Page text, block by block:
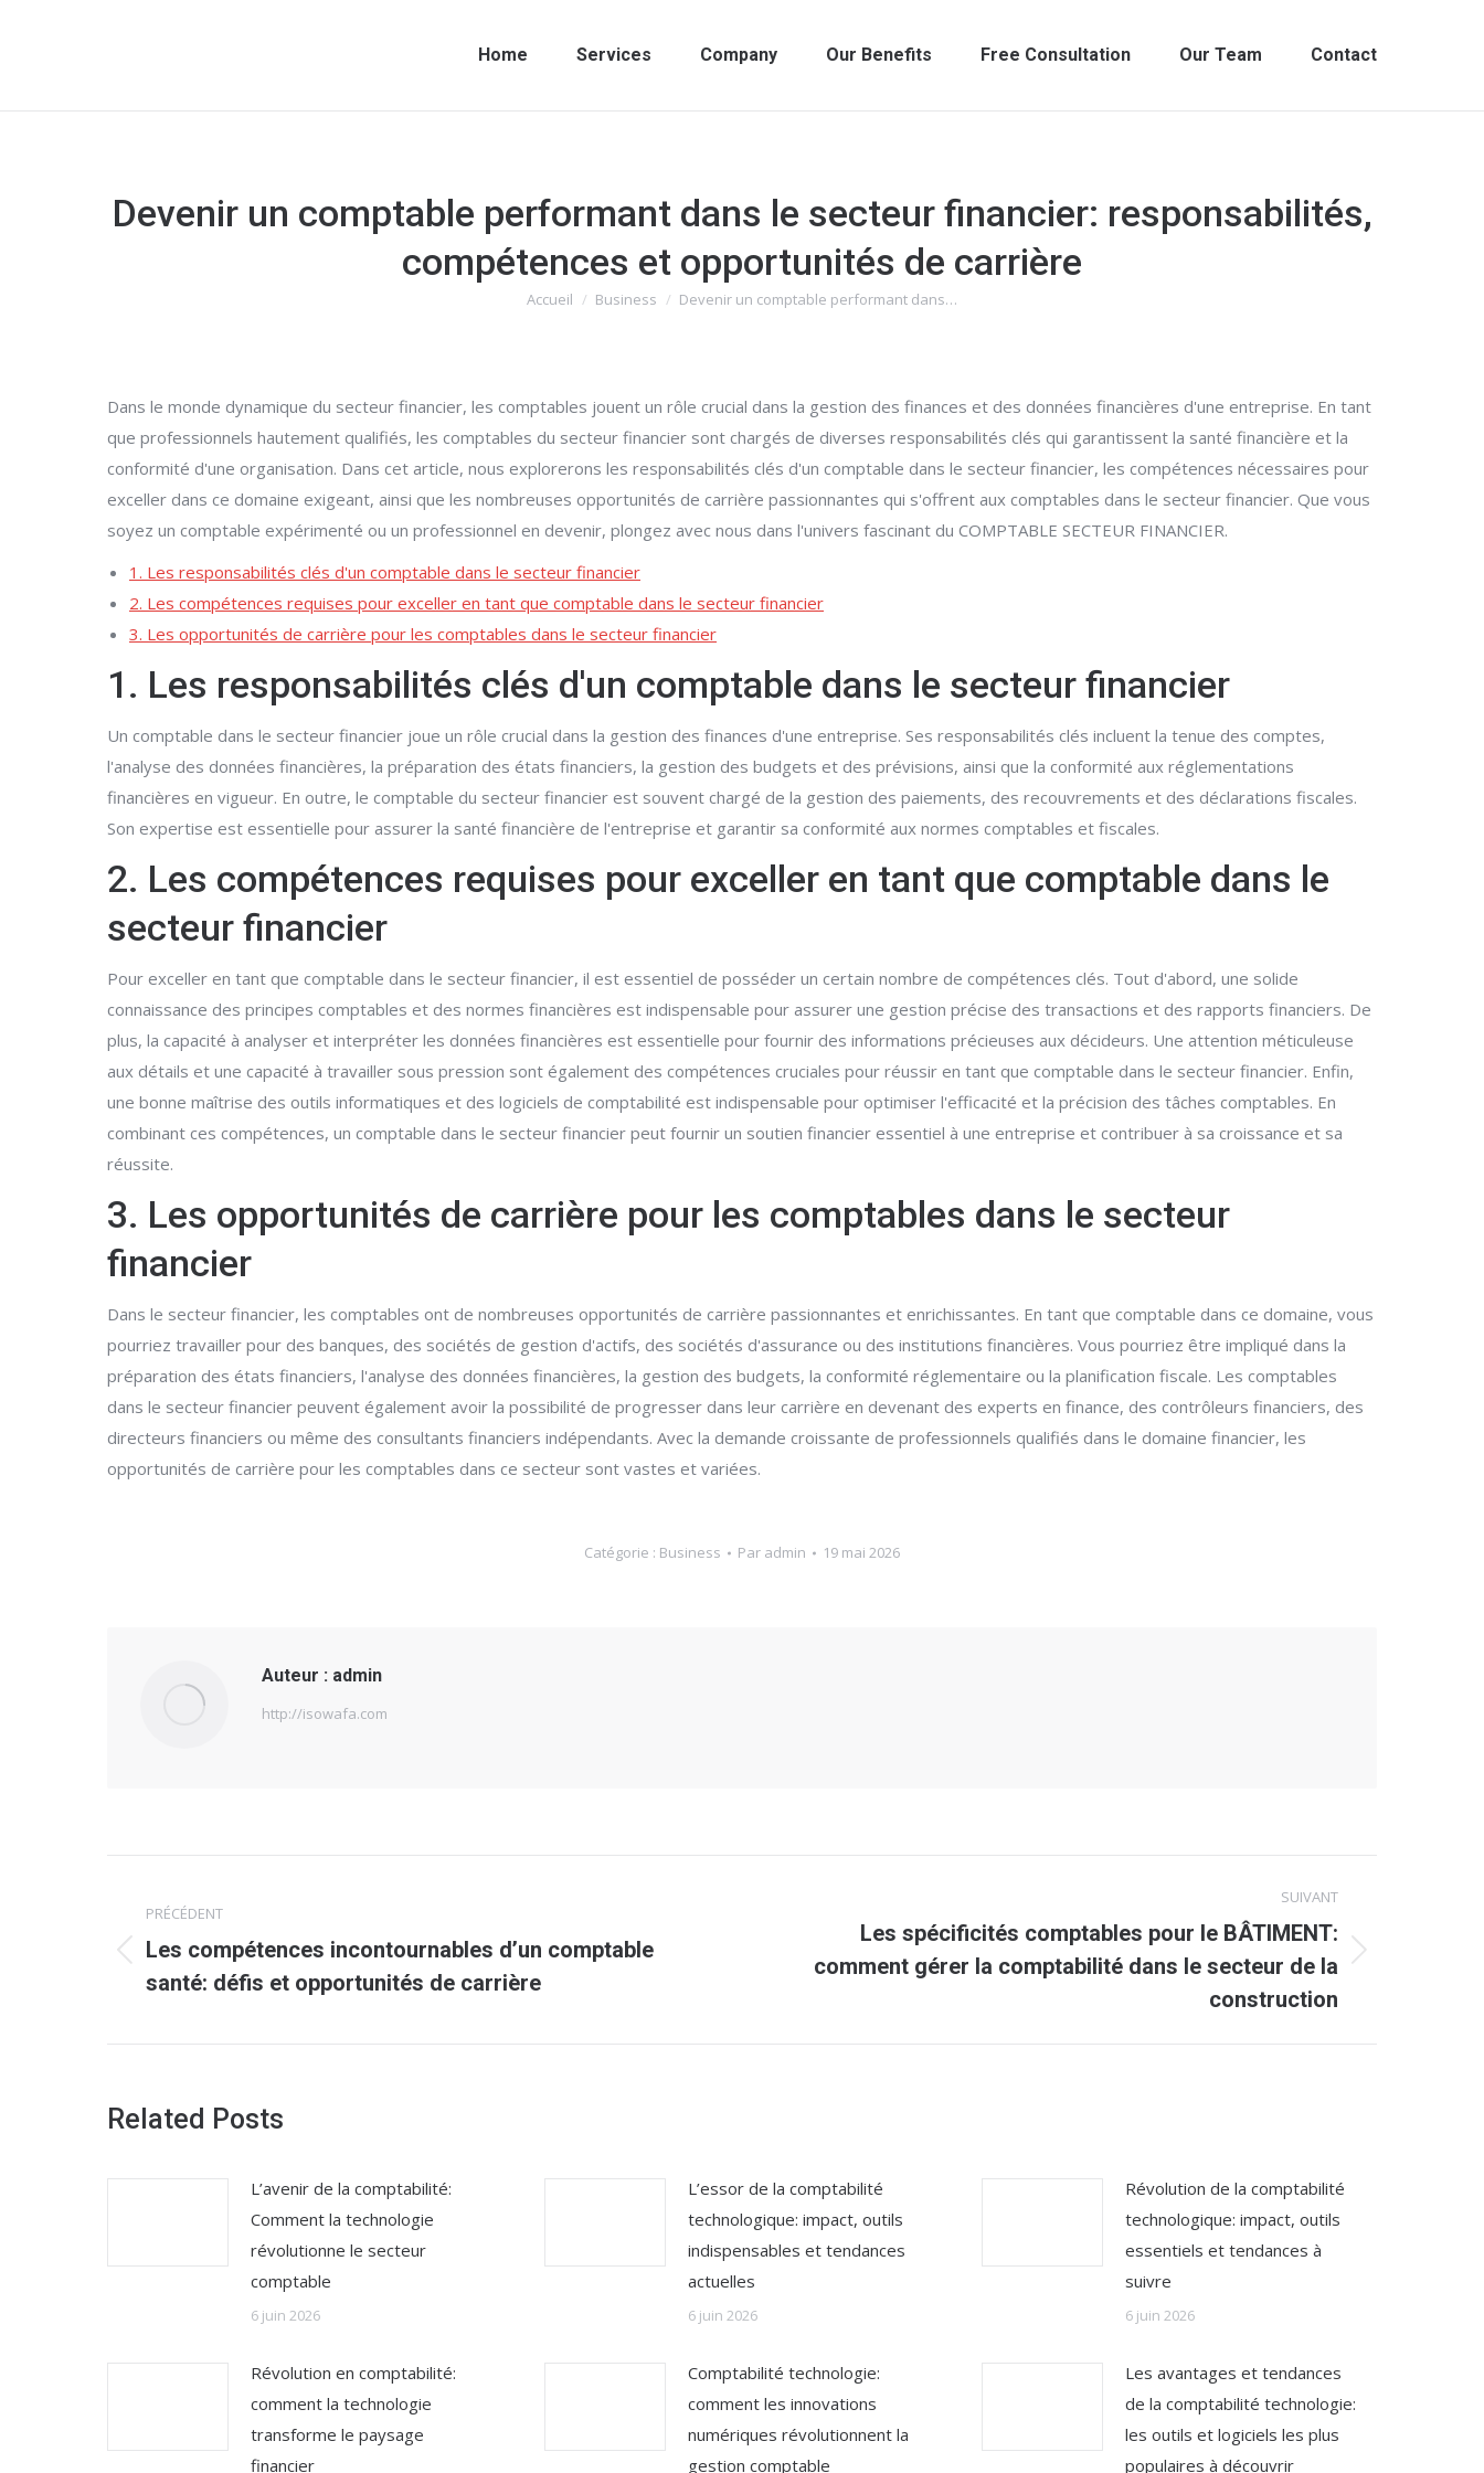
Home Services Company Our Benefits Free Consultation Our Team Contact
Devenir un comptable performant dans le secteur financier: responsabilités,
compétences et opportunités de carrière
Vous êtes ici :
Accueil Business Devenir un comptable performant dans…
Dans le monde dynamique du secteur financier, les comptables jouent un rôle crucial dans la gestion des finances et des données financières d'une entreprise. En tant
que professionnels hautement qualifiés, les comptables du secteur financier sont chargés de diverses responsabilités clés qui garantissent la santé financière et la
conformité d'une organisation. Dans cet article, nous explorerons les responsabilités clés d'un comptable dans le secteur financier, les compétences nécessaires pour
exceller dans ce domaine exigeant, ainsi que les nombreuses opportunités de carrière passionnantes qui s'offrent aux comptables dans le secteur financier. Que vous
soyez un comptable expérimenté ou un professionnel en devenir, plongez avec nous dans l'univers fascinant du COMPTABLE SECTEUR FINANCIER.
1. Les responsabilités clés d'un comptable dans le secteur financier
2. Les compétences requises pour exceller en tant que comptable dans le secteur financier
3. Les opportunités de carrière pour les comptables dans le secteur financier
1. Les responsabilités clés d'un comptable dans le secteur financier
Un comptable dans le secteur financier joue un rôle crucial dans la gestion des finances d'une entreprise. Ses responsabilités clés incluent la tenue des comptes,
l'analyse des données financières, la préparation des états financiers, la gestion des budgets et des prévisions, ainsi que la conformité aux réglementations
financières en vigueur. En outre, le comptable du secteur financier est souvent chargé de la gestion des paiements, des recouvrements et des déclarations fiscales.
Son expertise est essentielle pour assurer la santé financière de l'entreprise et garantir sa conformité aux normes comptables et fiscales.
2. Les compétences requises pour exceller en tant que comptable dans le
secteur financier
Pour exceller en tant que comptable dans le secteur financier, il est essentiel de posséder un certain nombre de compétences clés. Tout d'abord, une solide
connaissance des principes comptables et des normes financières est indispensable pour assurer une gestion précise des transactions et des rapports financiers. De
plus, la capacité à analyser et interpréter les données financières est essentielle pour fournir des informations précieuses aux décideurs. Une attention méticuleuse
aux détails et une capacité à travailler sous pression sont également des compétences cruciales pour réussir en tant que comptable dans le secteur financier. Enfin,
une bonne maîtrise des outils informatiques et des logiciels de comptabilité est indispensable pour optimiser l'efficacité et la précision des tâches comptables. En
combinant ces compétences, un comptable dans le secteur financier peut fournir un soutien financier essentiel à une entreprise et contribuer à sa croissance et sa
réussite.
3. Les opportunités de carrière pour les comptables dans le secteur
financier
Dans le secteur financier, les comptables ont de nombreuses opportunités de carrière passionnantes et enrichissantes. En tant que comptable dans ce domaine, vous
pourriez travailler pour des banques, des sociétés de gestion d'actifs, des sociétés d'assurance ou des institutions financières. Vous pourriez être impliqué dans la
préparation des états financiers, l'analyse des données financières, la gestion des budgets, la conformité réglementaire ou la planification fiscale. Les comptables
dans le secteur financier peuvent également avoir la possibilité de progresser dans leur carrière en devenant des experts en finance, des contrôleurs financiers, des
directeurs financiers ou même des consultants financiers indépendants. Avec la demande croissante de professionnels qualifiés dans le domaine financier, les
opportunités de carrière pour les comptables dans ce secteur sont vastes et variées.
Catégorie : Business Par admin 19 mai 2026
Auteur : admin
http://isowafa.com
article
PRÉCÉDENT
Article
précédent
Les compétences incontournables d’un comptable
santé: défis et opportunités de carrière
SUIVANT
Article
Les spécificités comptables pour le BÂTIMENT:
comment gérer la comptabilité dans le secteur de la
construction
Related Posts
L’avenir de la comptabilité:
Comment la technologie
révolutionne le secteur
comptable
6 juin 2026
L’essor de la comptabilité
technologique: impact, outils
indispensables et tendances
actuelles
6 juin 2026
Révolution de la comptabilité
technologique: impact, outils
essentiels et tendances à
suivre
6 juin 2026
Révolution en comptabilité:
comment la technologie
transforme le paysage
financier
Comptabilité technologie:
comment les innovations
numériques révolutionnent la
gestion comptable
Les avantages et tendances
de la comptabilité technologie:
les outils et logiciels les plus
populaires à découvrir